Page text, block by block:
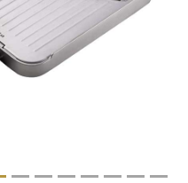
その他